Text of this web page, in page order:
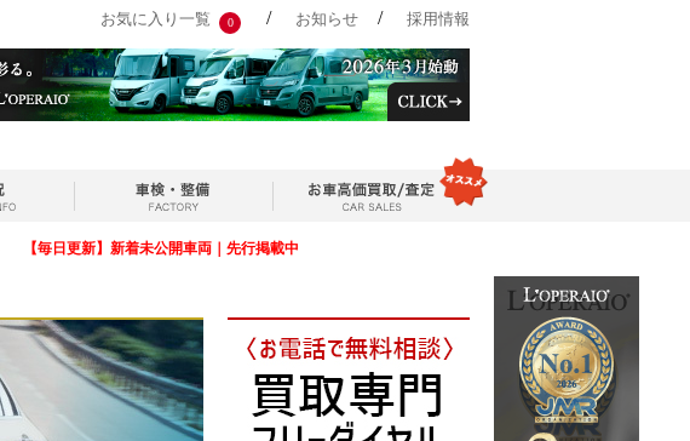
お気に入り一覧 0 / お知らせ / 採用情報
【毎日更新】新着未公開車両｜先行掲載中